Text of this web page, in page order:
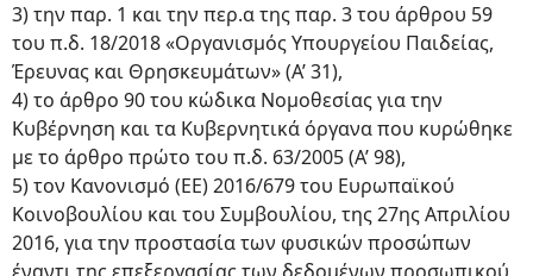
3) την παρ. 1 και την περ.α της παρ. 3 του άρθρου 59
του π.δ. 18/2018 «Οργανισμός Υπουργείου Παιδείας,
Έρευνας και Θρησκευμάτων» (Α’ 31),
4) το άρθρο 90 του κώδικα Νομοθεσίας για την
Κυβέρνηση και τα Κυβερνητικά όργανα που κυρώθηκε
με το άρθρο πρώτο του π.δ. 63/2005 (Α’ 98),
5) τον Κανονισμό (ΕΕ) 2016/679 του Ευρωπαϊκού
Κοινοβουλίου και του Συμβουλίου, της 27ης Απριλίου
2016, για την προστασία των φυσικών προσώπων